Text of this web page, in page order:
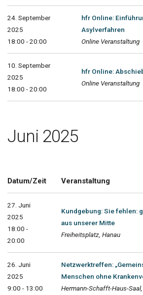
24. September
2025
18:00 - 20:00
hfr Online:
Asylverfahren
Online Veranstaltung
10. September
2025
18:00 - 20:00
hfr Online:
Online Veranstaltung
Juni 2025
Datum/Zeit Veranstaltung
27. Juni
2025
18:00 -
20:00
Kundgebung: Sie fehlen:
aus unserer Mitte
Freiheitsplatz, Hanau
26. Juni
2025
9:00 - 13:00
Netzwerktreffen:
Menschen ohne
Hermann-Schafft-Haus-